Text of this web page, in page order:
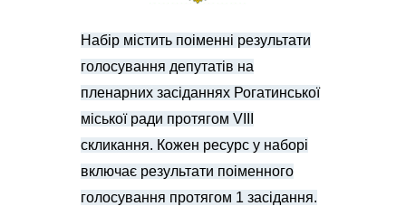
Набір містить поіменні результати
голосування депутатів на
пленарних засіданнях Рогатинської
міської ради протягом VIIІ
скликання. Кожен ресурс у наборі
включає результати поіменного
голосування протягом 1 засідання.